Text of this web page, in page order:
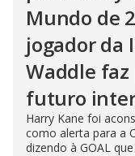
Mundo de
jogador da
Waddle
futuro
Harry Kane foi
como alerta para a
dizendo à GOAL